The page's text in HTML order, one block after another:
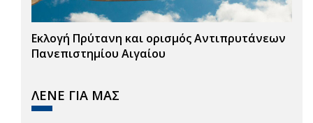
Εκλογή Πρύτανη και ορισμός Αντιπρυτάνεων
Πανεπιστημίου Αιγαίου
ΛΕΝΕ ΓΙΑ ΜΑΣ